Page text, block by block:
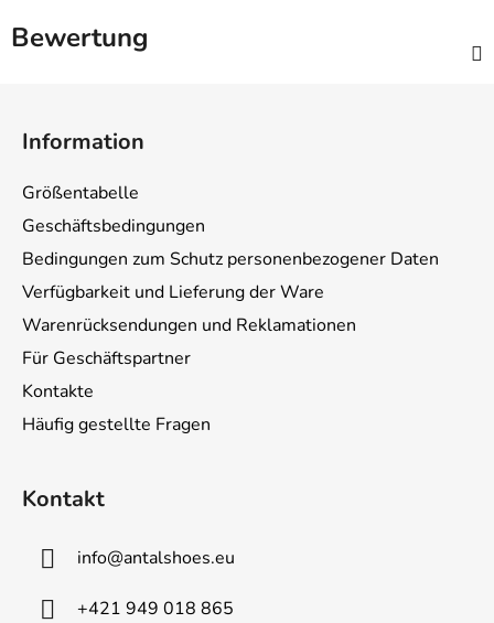
Bewertung
Information
Größentabelle
Geschäftsbedingungen
Bedingungen zum Schutz personenbezogener Daten
Verfügbarkeit und Lieferung der Ware
Warenrücksendungen und Reklamationen
Für Geschäftspartner
Kontakte
Häufig gestellte Fragen
Kontakt
info@antalshoes.eu
+421 949 018 865